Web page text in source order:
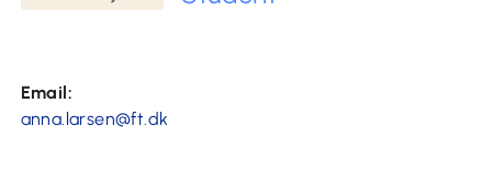
Email:
anna.larsen@ft.dk